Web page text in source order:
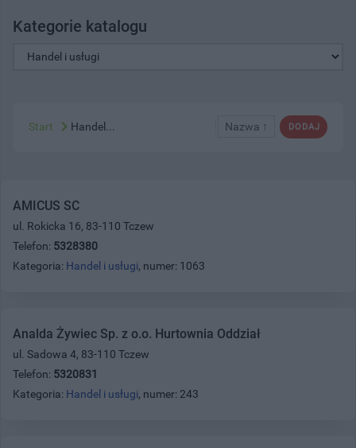
Kategorie katalogu
DODAJ
Nazwa ↑
Start Handel...
AMICUS SC
ul. Rokicka 16, 83-110 Tczew
Telefon: 5328380
Kategoria: Handel i usługi, numer: 1063
Analda Żywiec Sp. z o.o. Hurtownia Oddział
ul. Sadowa 4, 83-110 Tczew
Telefon: 5320831
Kategoria: Handel i usługi, numer: 243